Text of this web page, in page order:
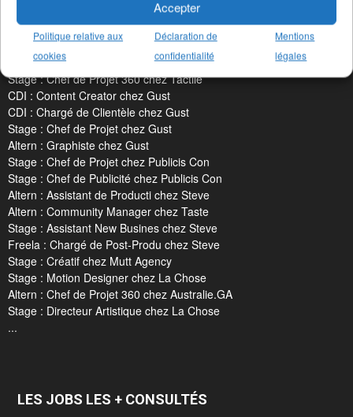
Accepter
Politique relative aux
cookies
Déclaration de
confidentialité
Mentions
légales
Stage : Content Creator chez Machefert Gr
Stage : Chef de Projet Commun chez Machefert Gr
Altern : Chargé de Communicat chez La Maison No
Stage : Chargé de Communicat chez La Maison No
Stage : Chef de Projet 360 chez Tactile
CDI : Content Creator chez Gust
CDI : Chargé de Clientèle chez Gust
Stage : Chef de Projet chez Gust
Altern : Graphiste chez Gust
Stage : Chef de Projet chez Publicis Con
Stage : Chef de Publicité chez Publicis Con
Altern : Assistant de Producti chez Steve
Altern : Community Manager chez Taste
Stage : Assistant New Busines chez Steve
Freela : Chargé de Post-Produ chez Steve
Stage : Créatif chez Mutt Agency
Stage : Motion Designer chez La Chose
Altern : Chef de Projet 360 chez Australie.GA
Stage : Directeur Artistique chez La Chose
...
LES JOBS LES + CONSULTÉS